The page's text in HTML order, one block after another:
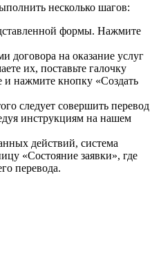
несколько шагов:
формы. Нажмите
договора на оказание услуг
их, поставьте галочку
и нажмите кнопку «Создать
следует совершить перевод
инструкциям на нашем
действий, система
«Состояние заявки», где
перевода.